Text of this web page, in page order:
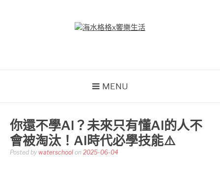
MENU
你還不學AI？未來只有懂AI的人不
會被淘汰！AI時代必學技能⚠️
Posted by waterschool on 2025-06-04